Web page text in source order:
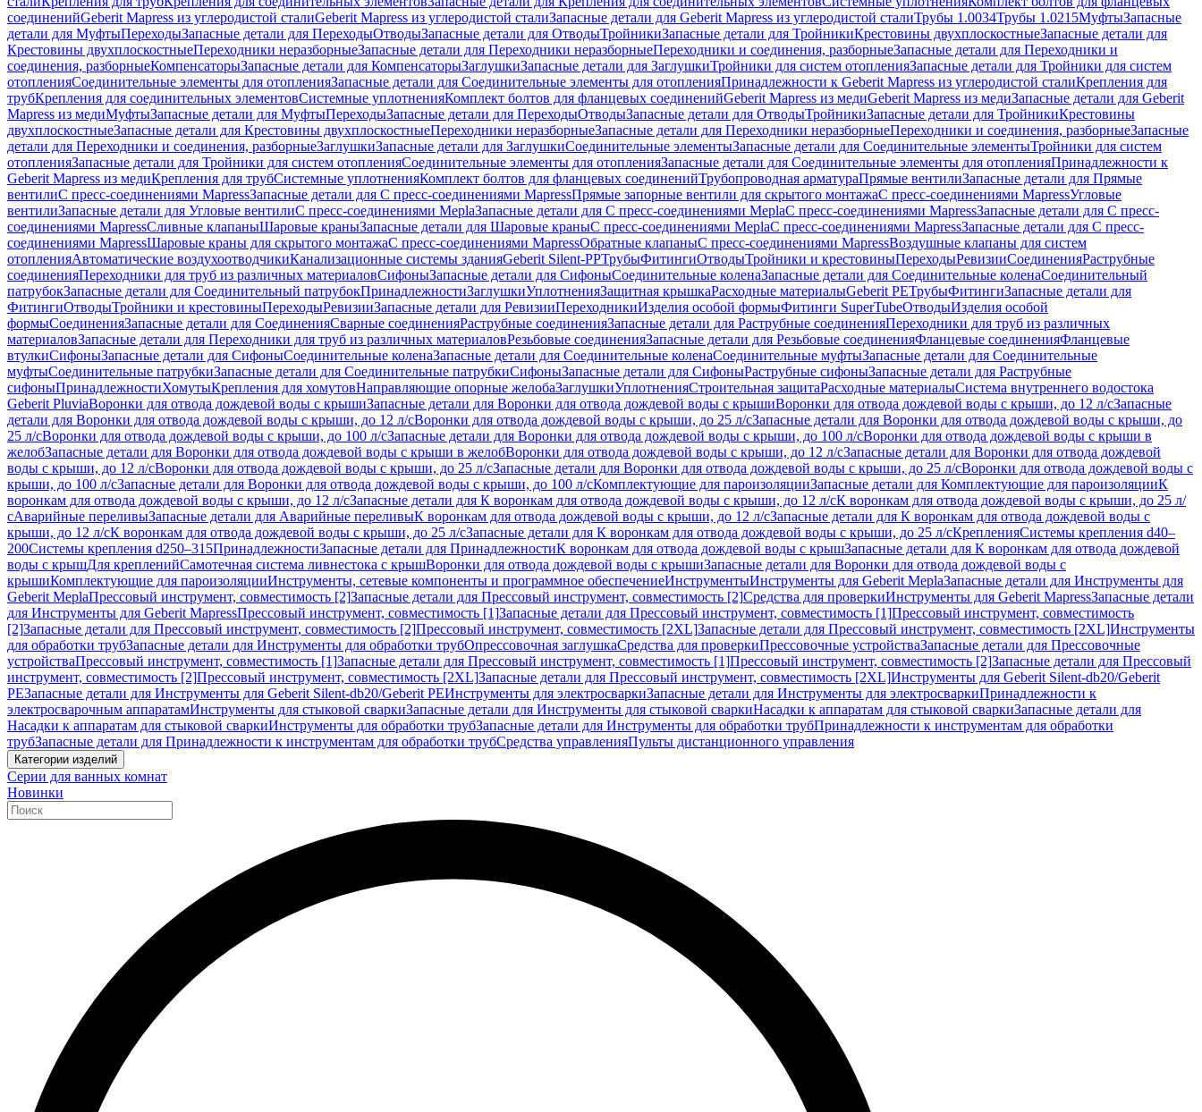
соединенийGeberit Mapress из углеродистой сталиGeberit Mapress из углеродистой сталиЗапасные детали для Geberit Mapress из углеродистой сталиТрубы 1.0034Трубы 1.0215МуфтыЗапасные
детали для МуфтыПереходыЗапасные детали для ПереходыОтводыЗапасные детали для ОтводыТройникиЗапасные детали для ТройникиКрестовины двухплоскостныеЗапасные детали для
Крестовины двухплоскостныеПереходники неразборныеЗапасные детали для Переходники неразборныеПереходники и соединения, разборныеЗапасные детали для Переходники и
соединения, разборныеКомпенсаторыЗапасные детали для КомпенсаторыЗаглушкиЗапасные детали для ЗаглушкиТройники для систем отопленияЗапасные детали для Тройники для систем
отопленияСоединительные элементы для отопленияЗапасные детали для Соединительные элементы для отопленияПринадлежности к Geberit Mapress из углеродистой сталиКрепления для
трубКрепления для соединительных элементовСистемные уплотненияКомплект болтов для фланцевых соединенийGeberit Mapress из медиGeberit Mapress из медиЗапасные детали для Geberit
Mapress из медиМуфтыЗапасные детали для МуфтыПереходыЗапасные детали для ПереходыОтводыЗапасные детали для ОтводыТройникиЗапасные детали для ТройникиКрестовины
двухплоскостныеЗапасные детали для Крестовины двухплоскостныеПереходники неразборныеЗапасные детали для Переходники неразборныеПереходники и соединения, разборныеЗапасные
детали для Переходники и соединения, разборныеЗаглушкиЗапасные детали для ЗаглушкиСоединительные элементыЗапасные детали для Соединительные элементыТройники для систем
отопленияЗапасные детали для Тройники для систем отопленияСоединительные элементы для отопленияЗапасные детали для Соединительные элементы для отопленияПринадлежности к
Geberit Mapress из медиКрепления для трубСистемные уплотненияКомплект болтов для фланцевых соединенийТрубопроводная арматураПрямые вентилиЗапасные детали для Прямые
вентилиС пресс-соединениями MapressЗапасные детали для С пресс-соединениями MapressПрямые запорные вентили для скрытого монтажаС пресс-соединениями MapressУгловые
вентилиЗапасные детали для Угловые вентилиС пресс-соединениями MeplaЗапасные детали для С пресс-соединениями MeplaС пресс-соединениями MapressЗапасные детали для С пресс-
соединениями MapressСливные клапаныШаровые краныЗапасные детали для Шаровые краныС пресс-соединениями MeplaС пресс-соединениями MapressЗапасные детали для С пресс-
соединениями MapressШаровые краны для скрытого монтажаС пресс-соединениями MapressОбратные клапаныС пресс-соединениями MapressВоздушные клапаны для систем
отопленияАвтоматические воздухоотводчикиКанализационные системы зданияGeberit Silent-PPТрубыФитингиОтводыТройники и крестовиныПереходыРевизииСоединенияРаструбные
соединенияПереходники для труб из различных материаловСифоныЗапасные детали для СифоныСоединительные коленаЗапасные детали для Соединительные коленаСоединительный
патрубокЗапасные детали для Соединительный патрубокПринадлежностиЗаглушкиУплотненияЗащитная крышкаРасходные материалыGeberit PEТрубыФитингиЗапасные детали для
ФитингиОтводыТройники и крестовиныПереходыРевизииЗапасные детали для РевизииПереходникиИзделия особой формыФитинги SuperTubeОтводыИзделия особой
формыСоединенияЗапасные детали для СоединенияСварные соединенияРаструбные соединенияЗапасные детали для Раструбные соединенияПереходники для труб из различных
материаловЗапасные детали для Переходники для труб из различных материаловРезьбовые соединенияЗапасные детали для Резьбовые соединенияФланцевые соединенияФланцевые
втулкиСифоныЗапасные детали для СифоныСоединительные коленаЗапасные детали для Соединительные коленаСоединительные муфтыЗапасные детали для Соединительные
муфтыСоединительные патрубкиЗапасные детали для Соединительные патрубкиСифоныЗапасные детали для СифоныРаструбные сифоныЗапасные детали для Раструбные
сифоныПринадлежностиХомутыКрепления для хомутовНаправляющие опорные желобаЗаглушкиУплотненияСтроительная защитаРасходные материалыСистема внутреннего водостока
Geberit PluviaВоронки для отвода дождевой воды с крышиЗапасные детали для Воронки для отвода дождевой воды с крышиВоронки для отвода дождевой воды с крыши, до 12 л/сЗапасные
детали для Воронки для отвода дождевой воды с крыши, до 12 л/сВоронки для отвода дождевой воды с крыши, до 25 л/сЗапасные детали для Воронки для отвода дождевой воды с крыши, до
25 л/сВоронки для отвода дождевой воды с крыши, до 100 л/сЗапасные детали для Воронки для отвода дождевой воды с крыши, до 100 л/сВоронки для отвода дождевой воды с крыши в
желобЗапасные детали для Воронки для отвода дождевой воды с крыши в желобВоронки для отвода дождевой воды с крыши, до 12 л/сЗапасные детали для Воронки для отвода дождевой
воды с крыши, до 12 л/сВоронки для отвода дождевой воды с крыши, до 25 л/сЗапасные детали для Воронки для отвода дождевой воды с крыши, до 25 л/сВоронки для отвода дождевой воды с
крыши, до 100 л/сЗапасные детали для Воронки для отвода дождевой воды с крыши, до 100 л/сКомплектующие для пароизоляцииЗапасные детали для Комплектующие для пароизоляцииК
воронкам для отвода дождевой воды с крыши, до 12 л/сЗапасные детали для К воронкам для отвода дождевой воды с крыши, до 12 л/сК воронкам для отвода дождевой воды с крыши, до 25 л/
сАварийные переливыЗапасные детали для Аварийные переливыК воронкам для отвода дождевой воды с крыши, до 12 л/сЗапасные детали для К воронкам для отвода дождевой воды с
крыши, до 12 л/сК воронкам для отвода дождевой воды с крыши, до 25 л/сЗапасные детали для К воронкам для отвода дождевой воды с крыши, до 25 л/сКрепленияСистемы крепления d40–
200Системы крепления d250–315ПринадлежностиЗапасные детали для ПринадлежностиК воронкам для отвода дождевой воды с крышЗапасные детали для К воронкам для отвода дождевой
воды с крышДля крепленийСамотечная система ливнестока с крышВоронки для отвода дождевой воды с крышиЗапасные детали для Воронки для отвода дождевой воды с
крышиКомплектующие для пароизоляцииИнструменты, сетевые компоненты и программное обеспечениеИнструментыИнструменты для Geberit MeplaЗапасные детали для Инструменты для
Geberit MeplaПрессовый инструмент, совместимость [2]Запасные детали для Прессовый инструмент, совместимость [2]Средства для проверкиИнструменты для Geberit MapressЗапасные детали
для Инструменты для Geberit MapressПрессовый инструмент, совместимость [1]Запасные детали для Прессовый инструмент, совместимость [1]Прессовый инструмент, совместимость
[2]Запасные детали для Прессовый инструмент, совместимость [2]Прессовый инструмент, совместимость [2XL]Запасные детали для Прессовый инструмент, совместимость [2XL]Инструменты
для обработки трубЗапасные детали для Инструменты для обработки трубОпрессовочная заглушкаСредства для проверкиПрессовочные устройстваЗапасные детали для Прессовочные
устройстваПрессовый инструмент, совместимость [1]Запасные детали для Прессовый инструмент, совместимость [1]Прессовый инструмент, совместимость [2]Запасные детали для Прессовый
инструмент, совместимость [2]Прессовый инструмент, совместимость [2XL]Запасные детали для Прессовый инструмент, совместимость [2XL]Инструменты для Geberit Silent-db20/Geberit
PEЗапасные детали для Инструменты для Geberit Silent-db20/Geberit PEИнструменты для электросваркиЗапасные детали для Инструменты для электросваркиПринадлежности к
электросварочным аппаратамИнструменты для стыковой сваркиЗапасные детали для Инструменты для стыковой сваркиНасадки к аппаратам для стыковой сваркиЗапасные детали для
Насадки к аппаратам для стыковой сваркиИнструменты для обработки трубЗапасные детали для Инструменты для обработки трубПринадлежности к инструментам для обработки
трубЗапасные детали для Принадлежности к инструментам для обработки трубСредства управленияПульты дистанционного управления
Категории изделий
Серии для ванных комнат
Новинки